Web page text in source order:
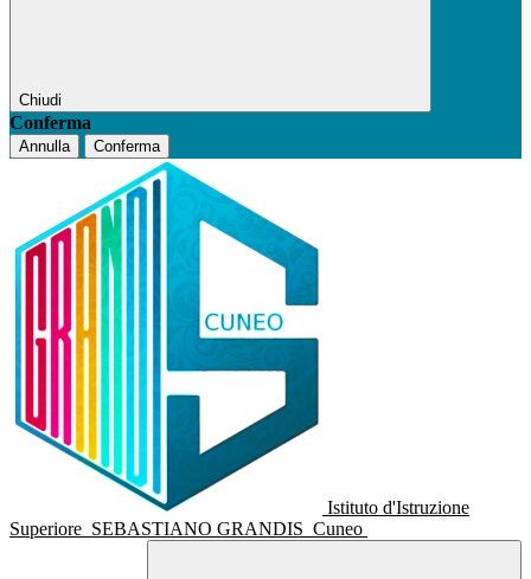
Chiudi
Conferma
Annulla Conferma
Istituto d'Istruzione
Superiore SEBASTIANO GRANDIS Cuneo